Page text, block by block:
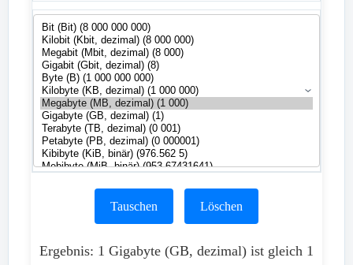
Tauschen Löschen
Ergebnis: 1 Gigabyte (GB, dezimal) ist gleich 1